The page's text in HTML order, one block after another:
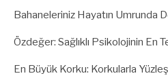
Bahaneleriniz Hayatın Umrunda
Özdeğer: Sağlıklı Psikolojinin En
En Büyük Korku: Korkularla